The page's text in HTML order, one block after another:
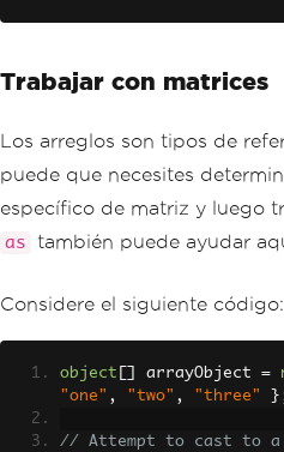
Trabajar con matrices
Los arreglos son tipos de
puede que necesites
específico de matriz y luego
as también puede ayudar
Considere el siguiente código:
object arrayObject =
"one" , "two" , "three"
// Attempt to cast to